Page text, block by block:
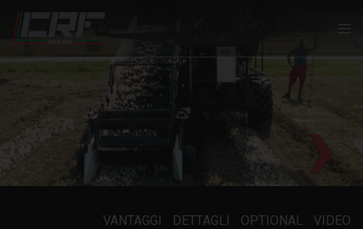
VANTAGGI DETTAGLI OPTIONAL VIDEO